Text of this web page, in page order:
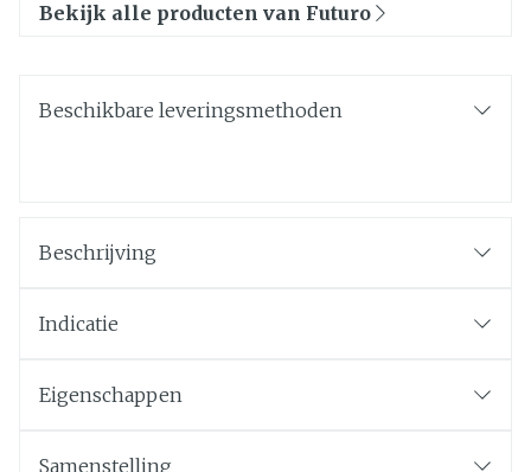
Bekijk alle producten van Futuro
Beschikbare leveringsmethoden
Beschrijving
Indicatie
Eigenschappen
Samenstelling